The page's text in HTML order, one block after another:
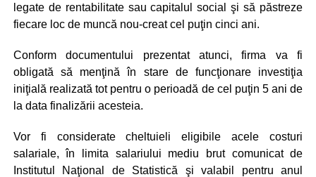
legate de rentabilitate sau capitalul social şi să păstreze
fiecare loc de muncă nou-creat cel puţin cinci ani.
Conform documentului prezentat atunci, firma va fi
obligată să menţină în stare de funcţionare investiţia
iniţială realizată tot pentru o perioadă de cel puţin 5 ani de
la data finalizării acesteia.
Vor fi considerate cheltuieli eligibile acele costuri
salariale, în limita salariului mediu brut comunicat de
Institutul Naţional de Statistică şi valabil pentru anul